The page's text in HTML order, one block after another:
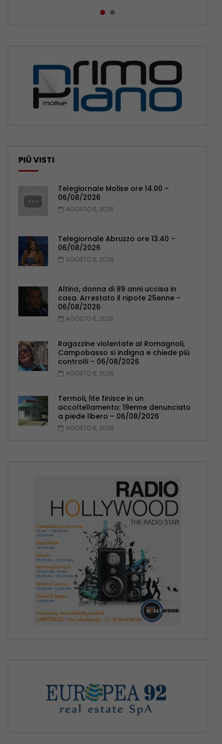
PIÙ VISTI
Telegiornale Molise ore 14.00 –
06/08/2026
AGOSTO 6, 2026
Telegiornale Abruzzo ore 13.40 –
06/08/2026
AGOSTO 6, 2026
Altino, donna di 89 anni uccisa in
casa. Arrestato il nipote 25enne –
06/08/2026
AGOSTO 6, 2026
Ragazzine violentate al Romagnoli,
Campobasso si indigna e chiede più
controlli – 06/08/2026
AGOSTO 6, 2026
Termoli, lite finisce in un
accoltellamento: 19enne denunciato
a piede libero – 06/08/2026
AGOSTO 6, 2026